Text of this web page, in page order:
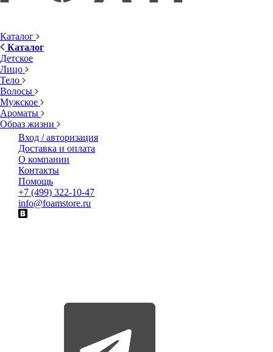
Каталог
Каталог
Детское
Лицо
Тело
Волосы
Мужское
Ароматы
Образ жизни
Вход / авторизация
Доставка и оплата
О компании
Контакты
Помощь
+7 (499) 322-10-47
info@foamstore.ru